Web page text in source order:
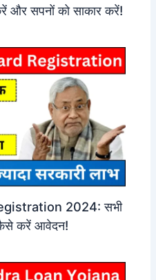
और सपनों को साकार करें!
2024: सभी
करें आवेदन!